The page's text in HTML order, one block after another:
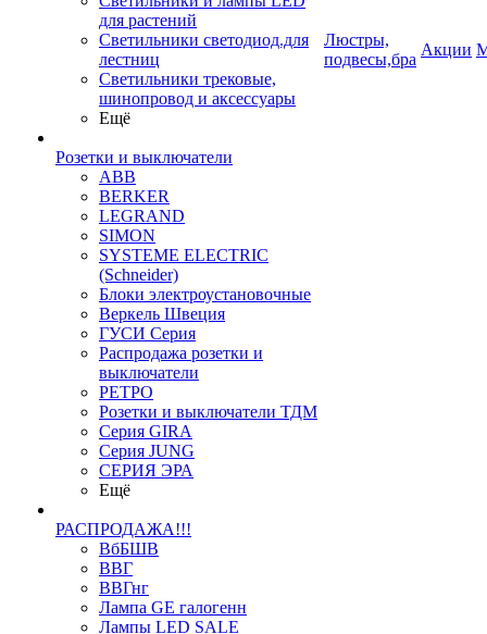
для растений
Светильники светодиод.для
лестниц
Светильники трековые,
шинопровод и аксессуары
Ещё
Розетки и выключатели
ABB
BERKER
LEGRAND
SIMON
SYSTEME ELECTRIC
(Schneider)
Блоки электроустановочные
Веркель Швеция
ГУСИ Серия
Распродажа розетки и
выключатели
РЕТРО
Розетки и выключатели ТДМ
Серия GIRA
Серия JUNG
СЕРИЯ ЭРА
Ещё
РАСПРОДАЖА!!!
ВбБШВ
ВВГ
ВВГнг
Лампа GE галогенн
Лампы LED SALE
Люстры,
подвесы,бра
Акции